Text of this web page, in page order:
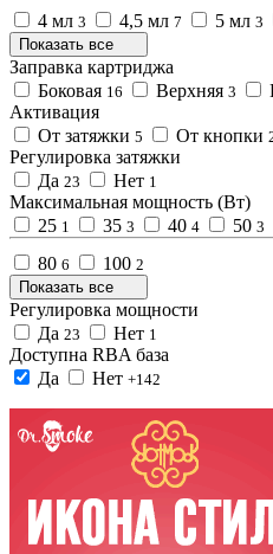
4 мл 3 4,5 мл 7 5 мл 3
Показать все
Заправка картриджа
Боковая 16 Верхняя 3
Активация
От затяжки 5 От кнопки
Регулировка затяжки
Да 23 Нет 1
Максимальная мощность (Вт)
25 1 35 3 40 4 50 3
80 6 100 2
Показать все
Регулировка мощности
Да 23 Нет 1
Доступна RBA база
Да
Нет +142